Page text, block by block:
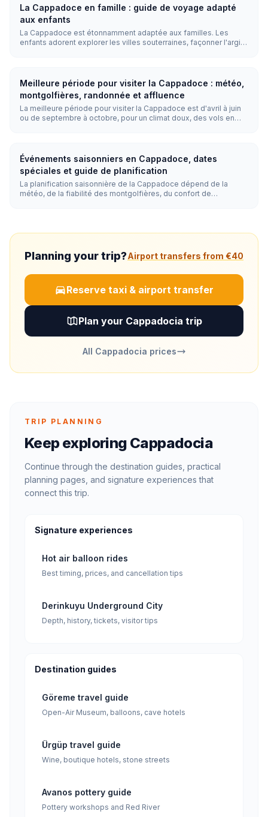
Les heures dorées (environ 6h00-7h30 et 18h30-20h00) offrent
la meilleure lumière.
La Cappadoce en famille : guide de voyage adapté
aux enfants
La Cappadoce est étonnamment adaptée aux familles. Les
enfants adorent explorer les villes souterraines, façonner l'argile
où l'on sert du gözleme rendent le séjour facile avec des
enfants.
Meilleure période pour visiter la Cappadoce : météo,
montgolfières, randonnée et affluence
La meilleure période pour visiter la Cappadoce est d'avril à juin
ou de septembre à octobre, pour un climat doux, des vols en
les annulations de vols sont plus fréquentes.
Événements saisonniers en Cappadoce, dates
spéciales et guide de planification
La planification saisonnière de la Cappadoce dépend de la
météo, de la fiabilité des montgolfières, du confort de
des montgolfières fiables, de l'hiver pour les paysages
séjours plus calmes axés sur les événements.
Planning your trip?Airport transfers from €40
Reserve taxi & airport transfer
Plan your Cappadocia trip
All Cappadocia prices
TRIP PLANNING
Keep exploring Cappadocia
Continue through the destination guides, practical
planning pages, and signature experiences that
connect this trip.
Signature experiences
Hot air balloon rides
Best timing, prices, and cancellation tips
Derinkuyu Underground City
Depth, history, tickets, visitor tips
Destination guides
Göreme travel guide
Open-Air Museum, balloons, cave hotels
Ürgüp travel guide
Wine, boutique hotels, stone streets
Avanos pottery guide
Pottery workshops and Red River